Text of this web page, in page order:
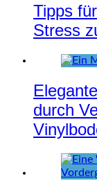
Tipps
Stress
durch